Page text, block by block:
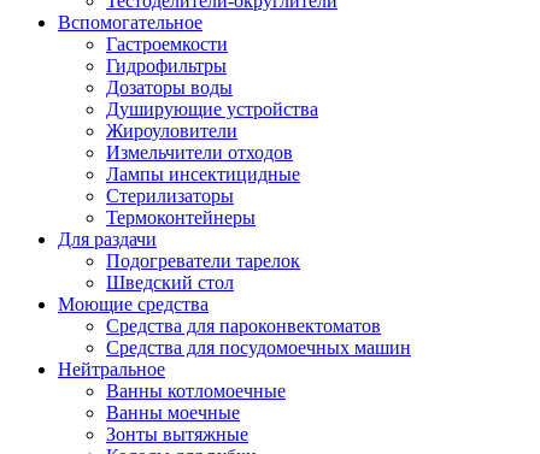
Вспомогательное
Гастроемкости
Гидрофильтры
Дозаторы воды
Душирующие устройства
Жироуловители
Измельчители отходов
Лампы инсектицидные
Стерилизаторы
Термоконтейнеры
Для раздачи
Подогреватели тарелок
Шведский стол
Моющие средства
Средства для пароконвектоматов
Средства для посудомоечных машин
Нейтральное
Ванны котломоечные
Ванны моечные
Зонты вытяжные